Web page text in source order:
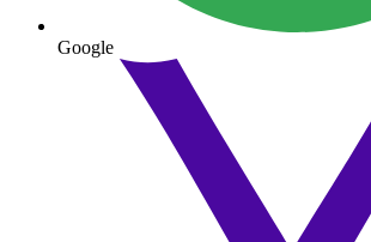
Google